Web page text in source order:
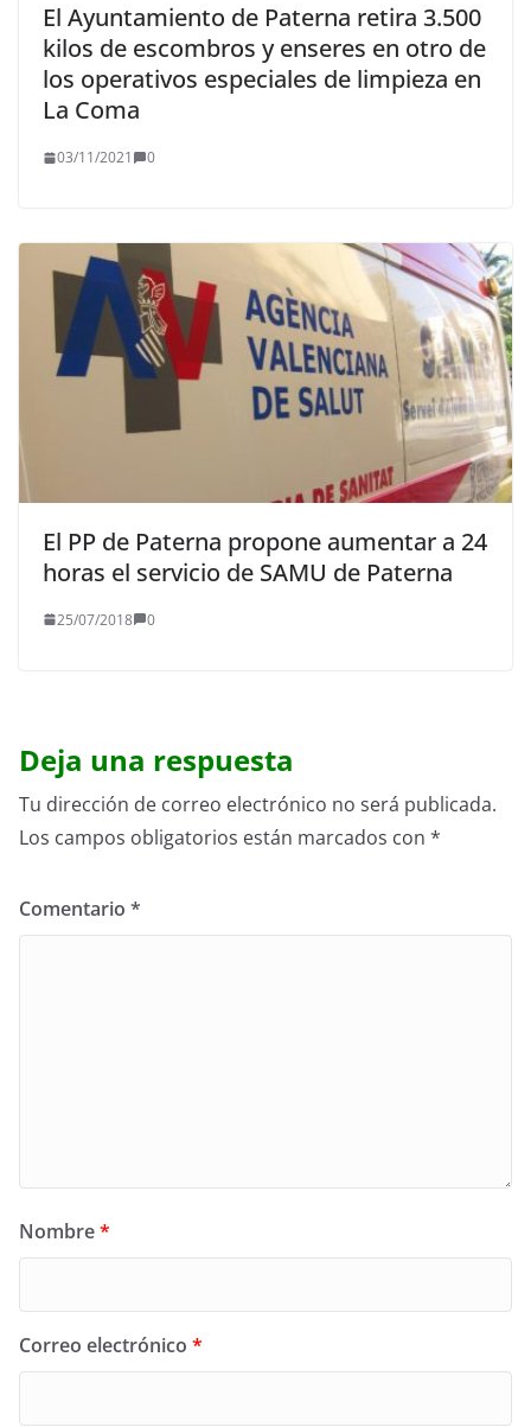
El Ayuntamiento de Paterna retira 3.500
kilos de escombros y enseres en otro de
los operativos especiales de limpieza en
La Coma
03/11/2021 0
El PP de Paterna propone aumentar a 24
horas el servicio de SAMU de Paterna
25/07/2018 0
Deja una respuesta
Tu dirección de correo electrónico no será publicada.
Los campos obligatorios están marcados con *
Comentario *
Nombre*
Correo electrónico *